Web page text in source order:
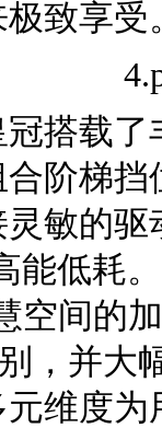
致享受
搭载
阶梯
敏的
能低耗
空间的
，并大
维度